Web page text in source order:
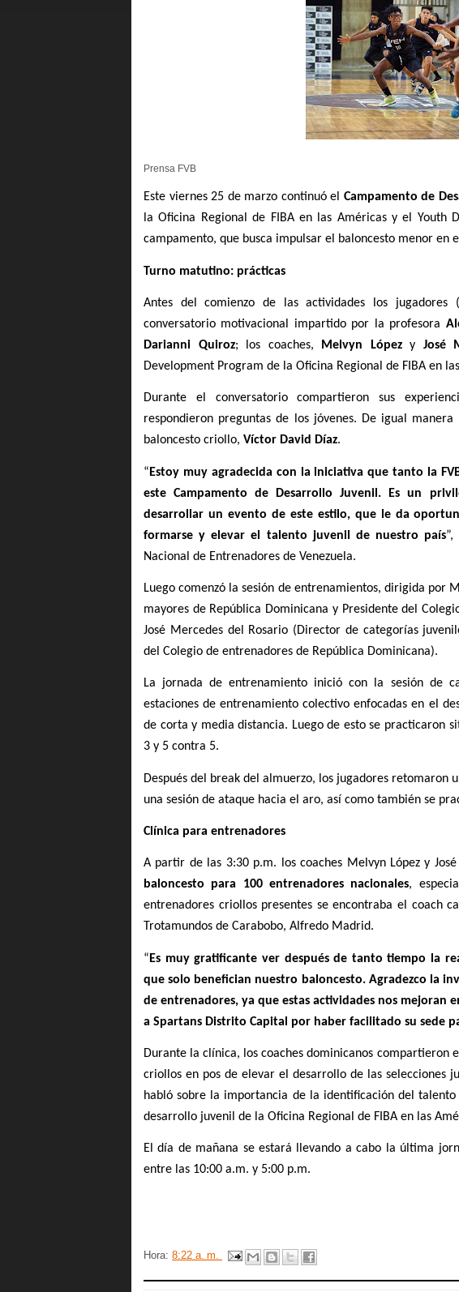
Prensa FVB
Este viernes 25 de marzo continuó el Campamento de
la Oficina Regional de FIBA en las Américas y el Youth
campamento, que busca impulsar el baloncesto menor en
Turno matutino: prácticas
Antes del comienzo de las actividades los
conversatorio motivacional impartido por la profesora
Darianni Quiroz; los coaches, Melvyn López y José
Development Program de la Oficina Regional de FIBA en
Durante el conversatorio compartieron sus
respondieron preguntas de los jóvenes. De igual
baloncesto criollo, Víctor David Díaz.
“ Estoy muy agradecida con la iniciativa que tanto la
este Campamento de Desarrollo Juvenil. Es un
desarrollar un evento de este estilo, que le da
formarse y elevar el talento juvenil de nuestro país
Nacional de Entrenadores de Venezuela.
Luego comenzó la sesión de entrenamientos, dirigida por
mayores de República Dominicana y Presidente del
José Mercedes del Rosario (Director de categorías
del Colegio de entrenadores de República Dominicana).
La jornada de entrenamiento inició con la sesión de
estaciones de entrenamiento colectivo enfocadas en el
de corta y media distancia. Luego de esto se practicaron
3 y 5 contra 5.
Después del break del almuerzo, los jugadores retomaron
una sesión de ataque hacia el aro, así como también se
Clínica para entrenadores
A partir de las 3:30 p.m. los coaches Melvyn López y
baloncesto para 100 entrenadores nacionales,
entrenadores criollos presentes se encontraba el coach
Trotamundos de Carabobo, Alfredo Madrid.
“ Es muy gratificante ver después de tanto tiempo la
que solo benefician nuestro baloncesto. Agradezco la
de entrenadores, ya que estas actividades nos mejoran
a Spartans Distrito Capital por haber facilitado su sede
Durante la clínica, los coaches dominicanos compartieron
criollos en pos de elevar el desarrollo de las selecciones
habló sobre la importancia de la identificación del
desarrollo juvenil de la Oficina Regional de FIBA en las
El día de mañana se estará llevando a cabo la última
entre las 10:00 a.m. y 5:00 p.m.
Hora: 8:22 a. m.